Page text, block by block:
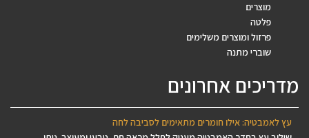
מוצרים
פלטה
פרזול ומוצרים משלימים
שוברי מתנה
מדריכים אחרונים
עץ לאמבטיה: אילו חומרים מתאימים לסביבה לחה